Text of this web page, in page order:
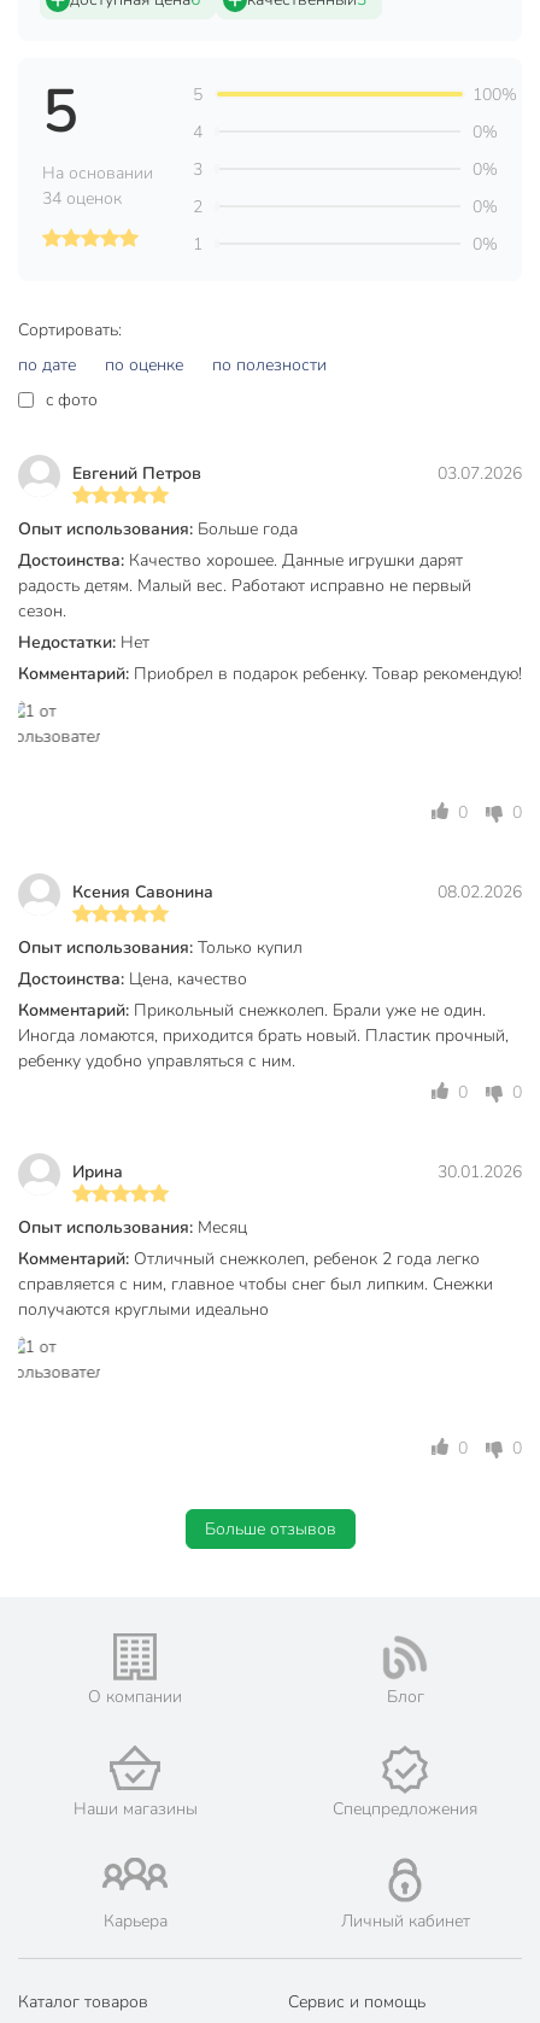
Цвет
Артикул производителя
Вес в упаковке
Габариты упаковки
8 x 11 x 37 см
Сортировать:
по дате
по оценке
по полезности
c фото
Евгений Петров 03.07.2026
Опыт использования: Больше года
Достоинства: Качество хорошее. Данные игрушки дарят
радость детям. Малый вес. Работают исправно не первый
сезон.
Недостатки: Нет
Комментарий: Приобрел в подарок ребенку. Товар рекомендую!
0 0
Ксения Савонина 08.02.2026
Опыт использования: Только купил
Достоинства: Цена, качество
Комментарий: Прикольный снежколеп. Брали уже не один.
Иногда ломаются, приходится брать новый. Пластик прочный,
ребенку удобно управляться с ним.
0
0
Ирина 30.01.2026
Опыт использования: Месяц
Комментарий: Отличный снежколеп, ребенок 2 года легко
справляется с ним, главное чтобы снег был липким. Снежки
получаются круглыми идеально
0 0
Больше отзывов
5
На основании
34 оценок
5
100%
4
0%
3
0%
2
0%
1
0%
О компании Блог
Наши магазины Спецпредложения
Карьера Личный кабинет
Каталог товаров Сервис и помощь